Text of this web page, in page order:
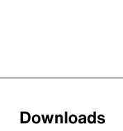
Downloads